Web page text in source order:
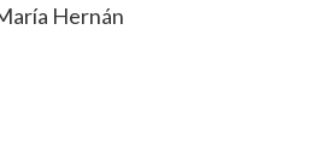
Hernán